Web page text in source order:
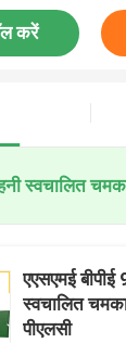
करें
स्वचालित
एएसएमई बीपीई
स्वचालित
पीएलसी